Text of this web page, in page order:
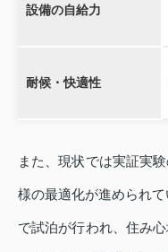
設備の自給力
耐候・快適性
また、現状では実証実
様の最適化が進められ
で試泊が行われ、住み